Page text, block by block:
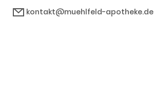
kontakt@muehlfeld-apotheke.de